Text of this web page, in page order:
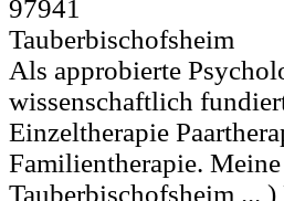
97941
Tauberbischofsheim
Als approbierte
wissenschaftlich
Einzeltherapie
Familientherapie.
Tauberbischofsheim ...